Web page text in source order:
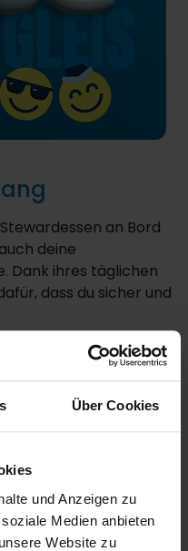
Über Cookies
und Anzeigen zu
Medien anbieten
Website zu
Stewardessen an Bord
deine
Dank ihres täglichen
dass du sicher und
zu sein, sondern
mit der Westbahn